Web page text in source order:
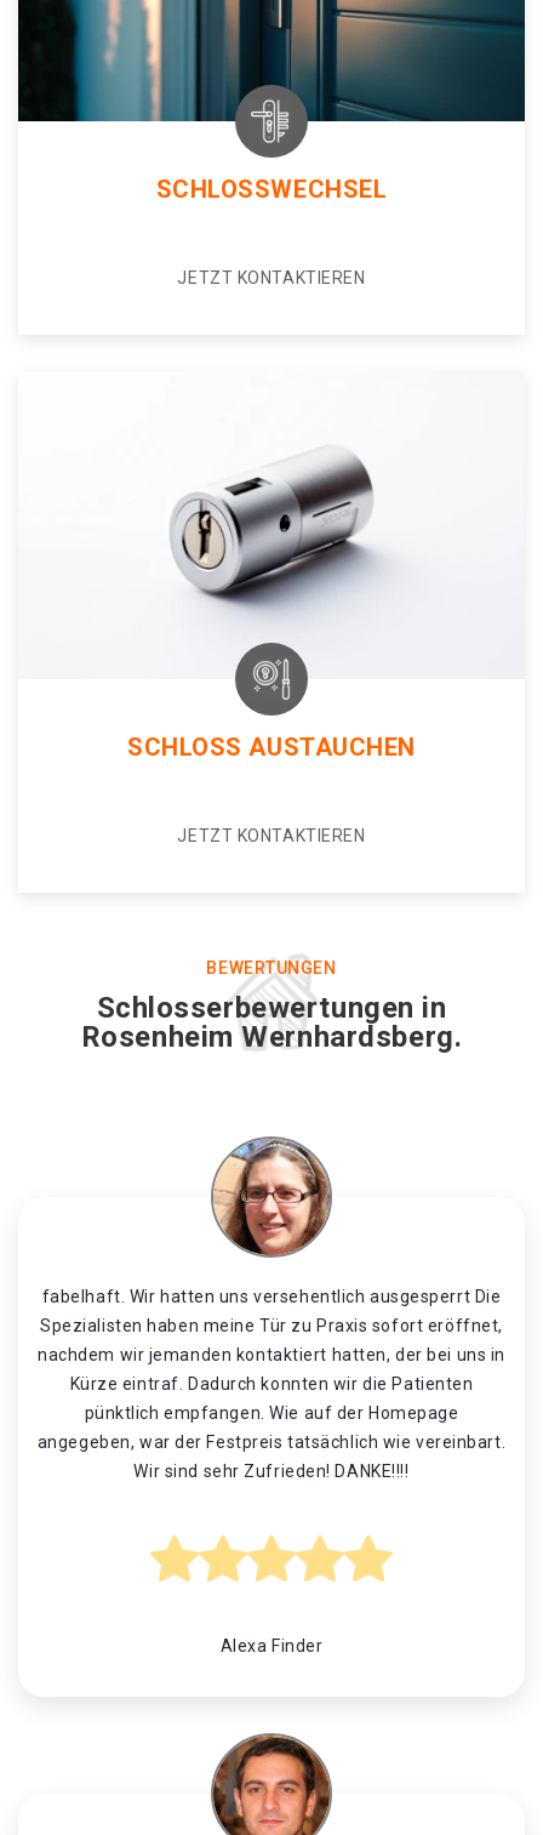
SCHLOSSWECHSEL
JETZT KONTAKTIEREN
SCHLOSS AUSTAUCHEN
JETZT KONTAKTIEREN
BEWERTUNGEN
Schlosserbewertungen in
Rosenheim Wernhardsberg.
fabelhaft. Wir hatten uns versehentlich ausgesperrt Die
Spezialisten haben meine Tür zu Praxis sofort eröffnet,
nachdem wir jemanden kontaktiert hatten, der bei uns in
Kürze eintraf. Dadurch konnten wir die Patienten
pünktlich empfangen. Wie auf der Homepage
angegeben, war der Festpreis tatsächlich wie vereinbart.
Wir sind sehr Zufrieden! DANKE!!!!
Alexa Finder